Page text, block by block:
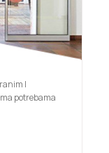
I
potrebama